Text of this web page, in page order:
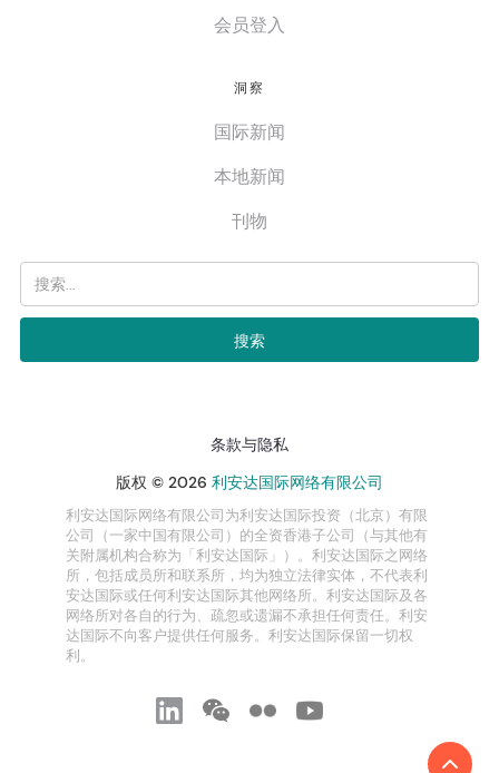
会员登入
洞察
国际新闻
本地新闻
刊物
条款与隐私
版权 © 2026 利安达国际网络有限公司
利安达国际网络有限公司为利安达国际投资（北京）有限
公司（一家中国有限公司）的全资香港子公司（与其他有
关附属机构合称为「利安达国际」）。利安达国际之网络
所，包括成员所和联系所，均为独立法律实体，不代表利
安达国际或任何利安达国际其他网络所。利安达国际及各
网络所对各自的行为、疏忽或遗漏不承担任何责任。利安
达国际不向客户提供任何服务。利安达国际保留一切权
利。